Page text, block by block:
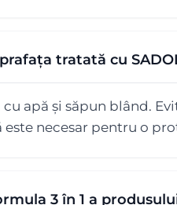
tratată cu
apă și săpun blând.
este necesar pentru o
3 în 1 a produsului